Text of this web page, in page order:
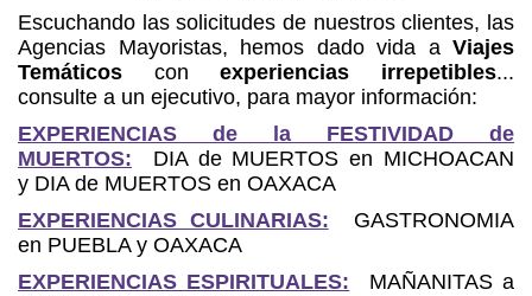
Escuchando las solicitudes de nuestros clientes, las
Agencias Mayoristas, hemos dado vida a Viajes
Temáticos conexperiencias irrepetibles...
consulte a un ejecutivo, para mayor información:
EXPERIENCIAS de la FESTIVIDAD de
MUERTOS: DIA de MUERTOS en MICHOACAN
y DIA de MUERTOS en OAXACA
EXPERIENCIAS CULINARIAS: GASTRONOMIA
en PUEBLA y OAXACA
EXPERIENCIAS ESPIRITUALES: MAÑANITAS a